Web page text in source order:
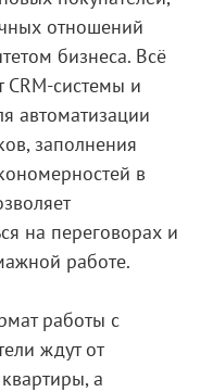
отношений
бизнеса. Всё
системы и
автоматизации
заполнения
в
на переговорах и
работе.
работы с
ждут от
а